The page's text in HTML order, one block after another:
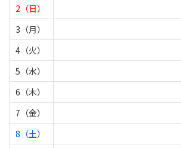
2（日）
3（月）
4（火）
5（水）
6（木）
7（金）
8（土）